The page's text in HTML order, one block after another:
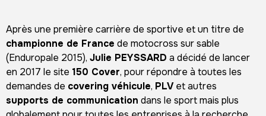
Après une première carrière de sportive et un titre de
championne de France de motocross sur sable
(Enduropale 2015), Julie PEYSSARD a décidé de lancer
en 2017 le site 150 Cover, pour répondre à toutes les
demandes de covering véhicule, PLVet autres
supports de communication dans le sport mais plus